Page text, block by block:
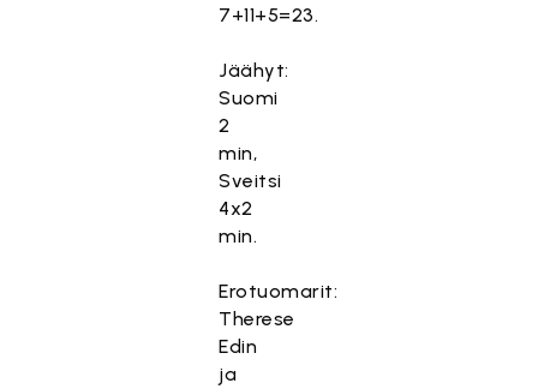
7+11+5=23.
Jäähyt:
Suomi
2
min,
Sveitsi
4x2
min.
Erotuomarit:
Therese
Edin
ja